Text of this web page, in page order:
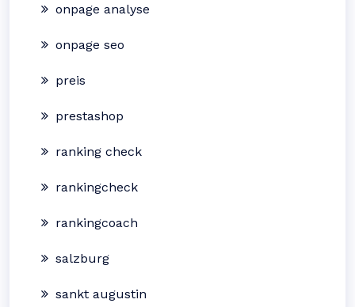
onpage analyse
onpage seo
preis
prestashop
ranking check
rankingcheck
rankingcoach
salzburg
sankt augustin